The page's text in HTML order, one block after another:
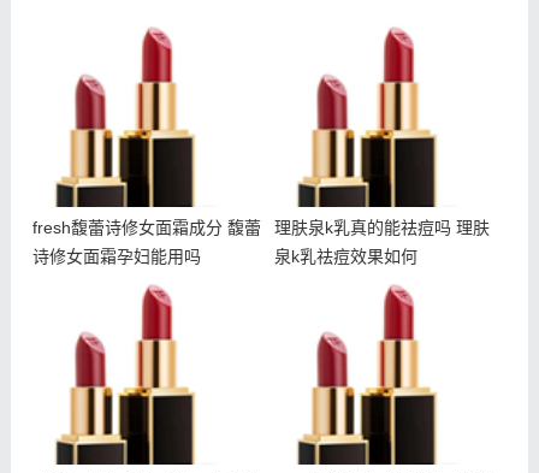
fresh馥蕾诗修女面霜成分
fresh馥蕾诗修女面霜成分 馥蕾
诗修女面霜孕妇能用吗
理肤泉k乳真的能祛痘吗 理
理肤泉k乳真的能祛痘吗 理肤
泉k乳祛痘效果如何
吃甜食会长痘吗 吃甜食对
fresh馥蕾诗修女面霜怎么